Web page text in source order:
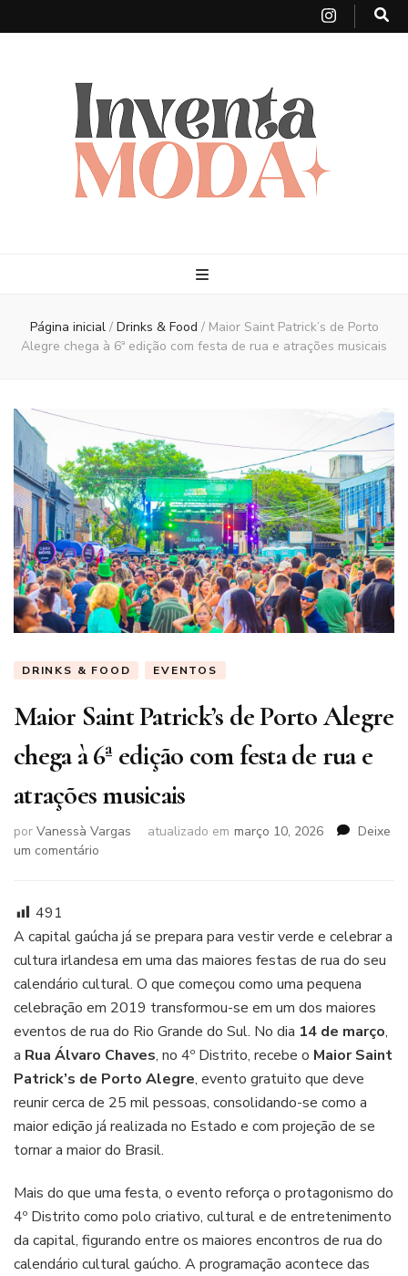
Página inicial / Drinks & Food / Maior Saint Patrick’s de Porto
Alegre chega à 6ª edição com festa de rua e atrações musicais
DRINKS & FOOD EVENTOS
Maior Saint Patrick’s de Porto Alegre
chega à 6ª edição com festa de rua e
atrações musicais
por Vanessà Vargas atualizado em março 10, 2026
Deixe
um comentário
Porto
Alegre
chega
à
edição
com
festa
de
rua
e
atrações
491
A capital gaúcha já se prepara para vestir verde e celebrar a
cultura irlandesa em uma das maiores festas de rua do seu
calendário cultural. O que começou como uma pequena
celebração em 2019 transformou-se em um dos maiores
eventos de rua do Rio Grande do Sul. No dia 14 de março,
a Rua Álvaro Chaves, no 4º Distrito, recebe o Maior Saint
Patrick’s de Porto Alegre, evento gratuito que deve
reunir cerca de 25 mil pessoas, consolidando-se como a
maior edição já realizada no Estado e com projeção de se
tornar a maior do Brasil.
Mais do que uma festa, o evento reforça o protagonismo do
4º Distrito como polo criativo, cultural e de entretenimento
da capital, figurando entre os maiores encontros de rua do
calendário cultural gaúcho. A programação acontece das